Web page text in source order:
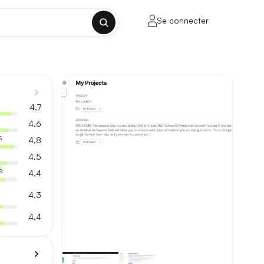
sur la longueur de contexte, la
sans découpage manuel.
Se connecter
4,7
4,6
4,8
4,5
4,4
4,3
4,4